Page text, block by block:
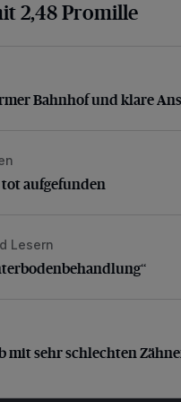
2,48 Promille
Bahnhof und klare
Bahnhof und klare
aufgefunden
aufgefunden
Lesern
sehr schlechten Zähnen
mit sehr schlechten